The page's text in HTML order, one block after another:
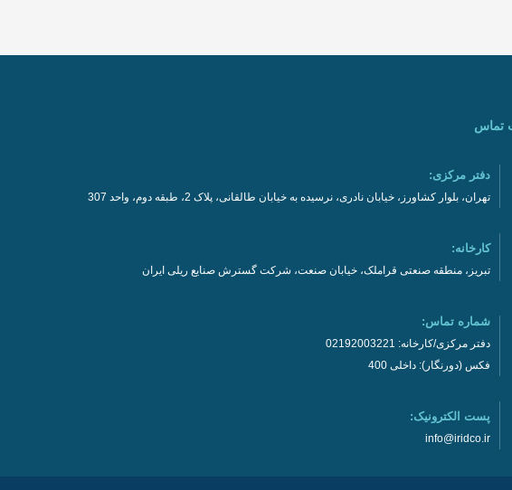
تماس
دفتر مرکزی:
تهران، بلوار کشاورز، خیابان نادری، نرسیده به خیابان طالقانی، پلاک 2، طبقه دوم، واحد 307
کارخانه:
تبریز، منطقه صنعتی قراملک، خیابان صنعت، شرکت گسترش صنایع ریلی ایران
شماره تماس:
دفتر مرکزی/کارخانه: 02192003221
فکس (دورنگار): داخلی 400
پست الکترونیک:
info@iridco.ir